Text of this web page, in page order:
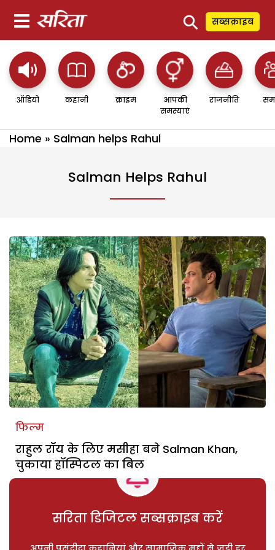
⚲ सब्सक्राइब
ऑडियो कहानी क्राइम
आपकी
समस्याएं
राजनीति
Home » Salman helps Rahul
Salman Helps Rahul
फिल्म
राहुल रॉय के लिए मसीहा बने Salman Khan,
चुकाया हॉस्पिटल का बिल
सरिता डिजिटल सब्सक्राइब करें